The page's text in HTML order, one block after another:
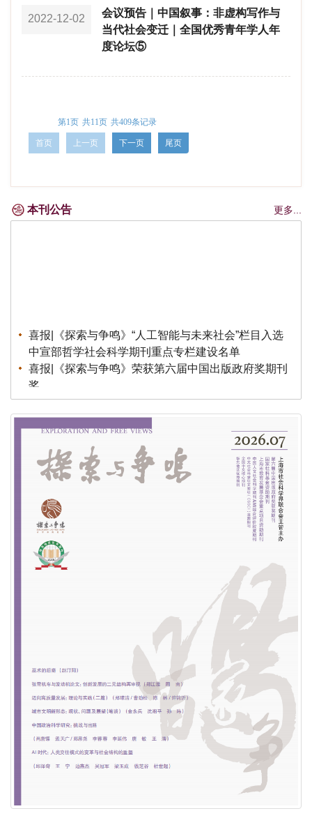
2022-12-02
会议预告｜中国叙事：非虚构写作与
当代社会变迁｜全国优秀青年学人年
度论坛⑤
第1页 共11页 共409条记录
首页 上一页 下一页 尾页
本刊公告 更多...
喜报|《探索与争鸣》“人工智能与未来社会”栏目入选
中宣部哲学社会科学期刊重点专栏建设名单
喜报|《探索与争鸣》荣获第六届中国出版政府奖期刊
奖
公告|《探索与争鸣》招聘实习编辑
公告|《探索与争鸣》第七届（2026）全国青年理论
创新征文公告
荣誉|《探索与争鸣》荣获第八届华东地区优秀期刊
荣誉|《探索与争鸣》2025再度蝉联国家社科基金资
助期刊“优秀期刊”
荣誉|《探索与争鸣》入展第三十一届北京国际图书博
览会“BIBF 2025中国精品期刊展”
荣誉|《探索与争鸣》获得国家哲学社会科学文献中心
2024年度综合性人文社会科学最受欢迎期刊
荣誉| 重磅发布！学术实力榜单出炉！《复印报刊资
荣誉| 关于上海市模范集体、劳动模范和先进工作者